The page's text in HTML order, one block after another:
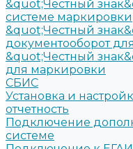
&quot;Честный
системе маркировки
&quot;Честный
документооборот
&quot;Честный
для маркировки
СБИС
Установка и
отчетность
Подключение
системе